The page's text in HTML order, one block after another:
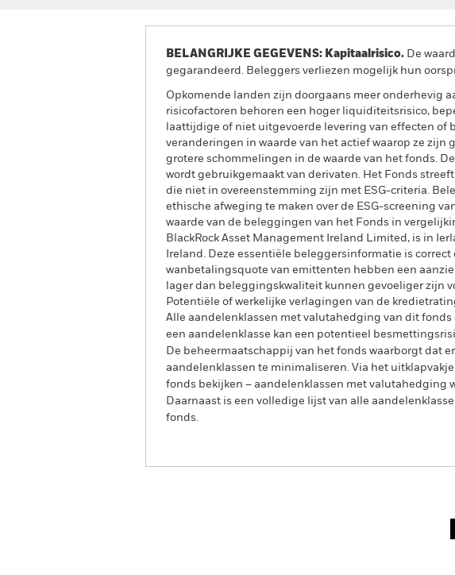
BELANGRIJKE GEGEVENS: Kapitaalrisico. De
gegarandeerd. Beleggers verliezen mogelijk hun
Opkomende landen zijn doorgaans meer onderhevig
risicofactoren behoren een hoger liquiditeitsrisico,
laattijdige of niet uitgevoerde levering van effecten
veranderingen in waarde van het actief waarop ze zijn
grotere schommelingen in de waarde van het fonds.
wordt gebruikgemaakt van derivaten. Het Fonds
die niet in overeenstemming zijn met ESG-criteria.
ethische afweging te maken over de ESG-screening
waarde van de beleggingen van het Fonds in
BlackRock Asset Management Ireland Limited, is in
Ireland. Deze essentiële beleggersinformatie is
wanbetalingsquote van emittenten hebben een
lager dan beleggingskwaliteit kunnen gevoeliger zijn
Potentiële of werkelijke verlagingen van de
Alle aandelenklassen met valutahedging van dit
een aandelenklasse kan een potentieel
De beheermaatschappij van het fonds waarborgt dat
aandelenklassen te minimaliseren. Via het
fonds bekijken – aandelenklassen met valutahedging
Daarnaast is een volledige lijst van alle
fonds.